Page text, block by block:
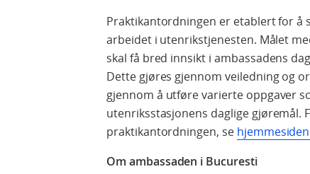
Praktikantordningen er etablert for å
arbeidet i utenrikstjenesten. Målet
skal få bred innsikt i ambassadens
Dette gjøres gjennom veiledning og
gjennom å utføre varierte oppgaver
utenriksstasjonens daglige gjøremål.
praktikantordningen, se
Om ambassaden i Bucuresti